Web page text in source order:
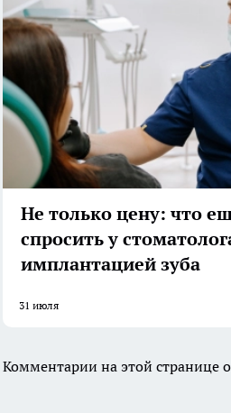
Не только цену: что
спросить у
имплантацией зуба
31 июля
Комментарии на этой странице